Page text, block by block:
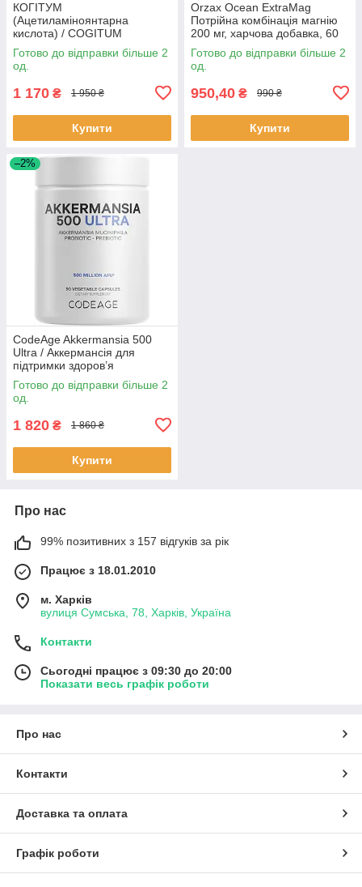
КОГІТУМ
(Ацетиламіноянтарна
кислота) / COGITUM
(Acetylaminosuccinic acid)
250мг/10мл 20 шт. BX4122
Готово до відправки більше 2
од.
1 170 ₴ 1 950 ₴
Купити
Orzax Ocean ExtraMag
Потрійна комбінація магнію
200 мг, харчова добавка, 60
таблеток
Готово до відправки більше 2
од.
950,40 ₴ 990 ₴
Купити
–2%
CodeAge Akkermansia 500
Ultra / Аккермансія для
підтримки здоров’я
кишечника 500 млн КУО 90
капсул BX555
Готово до відправки більше 2
од.
1 820 ₴ 1 860 ₴
Купити
Про нас
99% позитивних з 157 відгуків за рік
Працює з 18.01.2010
м. Харків
вулиця Сумська, 78, Харків, Україна
Контакти
Сьогодні працює з 09:30 до 20:00
Показати весь графік роботи
Про нас
Контакти
Доставка та оплата
Графік роботи